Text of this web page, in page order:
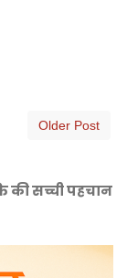
Older Post
की सच्ची पहचान